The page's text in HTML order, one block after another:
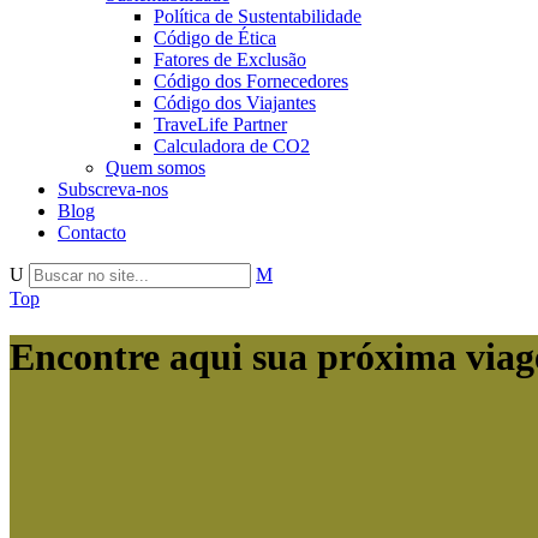
Política de Sustentabilidade
Código de Ética
Fatores de Exclusão
Código dos Fornecedores
Código dos Viajantes
TraveLife Partner
Calculadora de CO2
Quem somos
Subscreva-nos
Blog
Contacto
Top
Encontre aqui sua próxima